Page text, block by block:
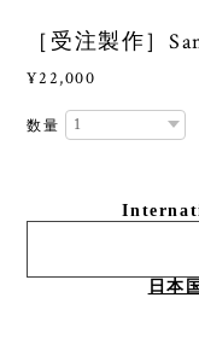
［受注製作］
¥22,000
数量
日本